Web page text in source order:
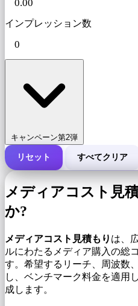
インプレッション数
キャンペーン第2弾
キャンペーンの総費用
1,000 インプレッションあたり
インプレッション数
リセット すべてクリア
メディアコスト見
か?
メディアコスト見積もり は、
ルにわたるメディア購入の総
す。希望するリーチ、周波数
し、ベンチマーク料金を適用
成します。